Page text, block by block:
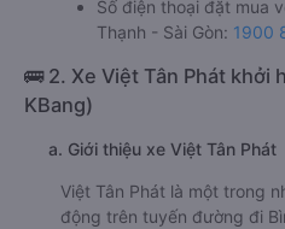
Số điện thoại đặt mua
Thạnh - Sài Gòn: 1900
🚌 2. Xe Việt Tân Phát khởi
KBang)
a. Giới thiệu xe Việt Tân Phát
Việt Tân Phát là một trong
động trên tuyến đường đi